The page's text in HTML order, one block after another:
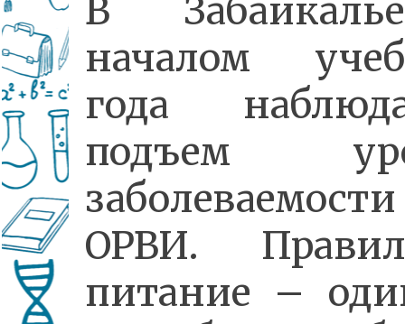
В
началом
года
подъем
заболеваемости
ОРВИ.
питание –